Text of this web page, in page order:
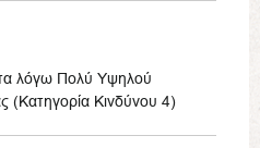
λόγω Πολύ Υψηλού
(Κατηγορία Κινδύνου 4)